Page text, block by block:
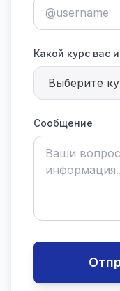
Какой курс вас
Сообщение